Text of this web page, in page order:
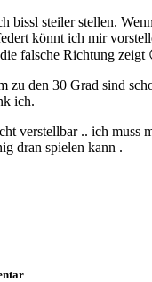
bissl steiler stellen.
könnt ich mir
falsche Richtung zeigt
zu den 30 Grad sind
ich.
verstellbar .. ich muss
dran spielen kann .